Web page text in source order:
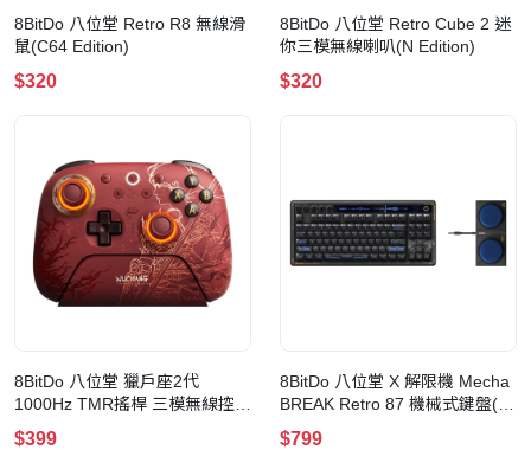
8BitDo 八位堂 Retro R8 無線滑
鼠(C64 Edition)
$320
8BitDo 八位堂 Retro Cube 2 迷
你三模無線喇叭(N Edition)
$320
8BitDo 八位堂 獵戶座2代
1000Hz TMR搖桿 三模無線控制
器(明末：淵虛之羽 聯名版)
$399
8BitDo 八位堂 X 解限機 Mecha
BREAK Retro 87 機械式鍵盤(黑
豹版)
$799